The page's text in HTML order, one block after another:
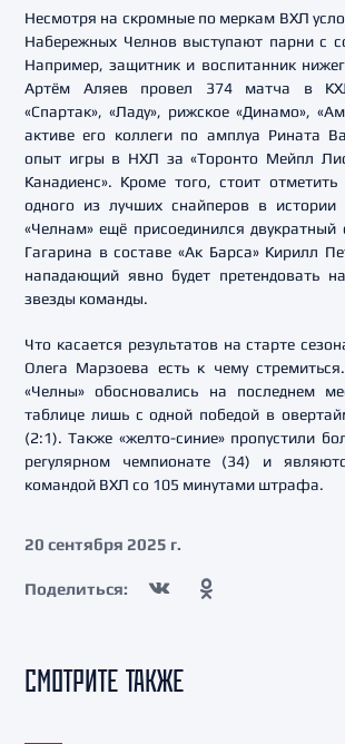
Несмотря на скромные по меркам ВХЛ
Набережных Челнов выступают парни с
Например, защитник и воспитанник
Артём Аляев провел 374 матча в
«Спартак», «Ладу», рижское «Динамо»,
активе его коллеги по амплуа Рината
опыт игры в НХЛ за «Торонто Мейпл
Канадиенс». Кроме того, стоит
одного из лучших снайперов в
«Челнам» ещё присоединился двукратный
Гагарина в составе «Ак Барса» Кирилл
нападающий явно будет претендовать
звезды команды.
Что касается результатов на старте
Олега Марзоева есть к чему
«Челны» обосновались на последнем
таблице лишь с одной победой в
(2:1). Также «желто-синие» пропустили
регулярном чемпионате (34) и
командой ВХЛ со 105 минутами штрафа.
20 сентября 2025 г.
Поделиться:
СМОТРИТЕ ТАКЖЕ